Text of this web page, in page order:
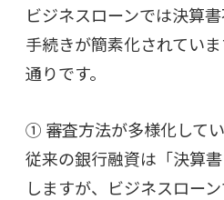
ビジネスローンでは決算書
手続きが簡素化されてい
通りです。
① 審査方法が多様化して
従来の銀行融資は「決算
しますが、ビジネスロー